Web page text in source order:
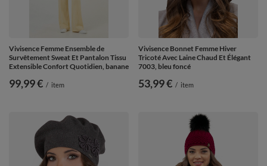
Vivisence Femme Ensemble de
Survêtement Sweat Et Pantalon Tissu
Extensible Confort Quotidien, banane
99,99 € / item
Vivisence Bonnet Femme Hiver
Tricoté Avec Laine Chaud Et Élégant
7003, bleu foncé
53,99 € / item